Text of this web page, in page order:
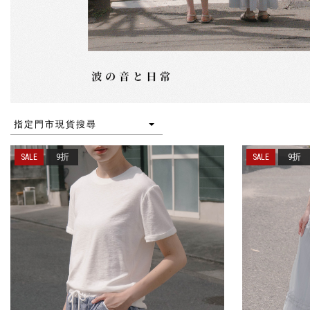
指定門市現貨搜尋
9折 9折